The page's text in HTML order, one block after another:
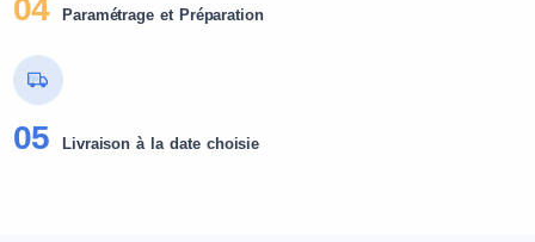
04 Paramétrage et Préparation
05 Livraison à la date choisie